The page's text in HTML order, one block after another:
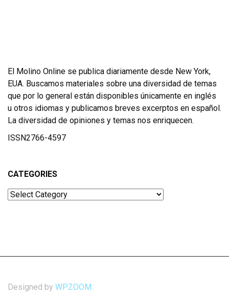
El Molino Online se publica diariamente desde New York,
EUA. Buscamos materiales sobre una diversidad de temas
que por lo general están disponibles únicamente en inglés
u otros idiomas y publicamos breves excerptos en español.
La diversidad de opiniones y temas nos enriquecen.
ISSN2766-4597
CATEGORIES
Categories
Designed by WPZOOM